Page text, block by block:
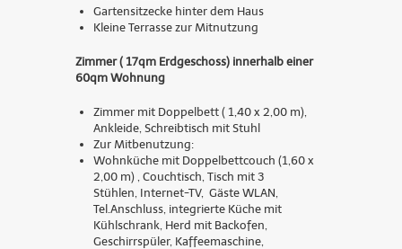
Gartensitzecke hinter dem Haus
Kleine Terrasse zur Mitnutzung
Zimmer ( 17qm Erdgeschoss) innerhalb einer
60qm Wohnung
Zimmer mit Doppelbett ( 1,40 x 2,00 m),
Ankleide, Schreibtisch mit Stuhl
Zur Mitbenutzung:
Wohnküche mit Doppelbettcouch (1,60 x
2,00 m) , Couchtisch, Tisch mit 3
Stühlen, Internet-TV, Gäste WLAN,
Tel.Anschluss, integrierte Küche mit
Kühlschrank, Herd mit Backofen,
Geschirrspüler, Kaffeemaschine,